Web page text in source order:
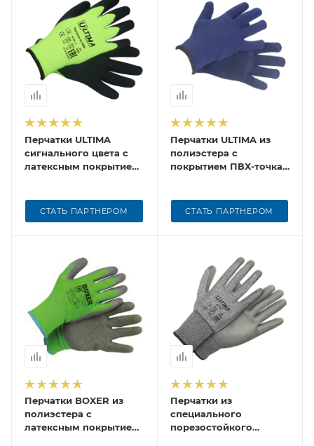
Перчатки ULTIMA
сигнального цвета с
латексным покрытием
СТАТЬ ПАРТНЕРОМ
Перчатки ULTIMA из
полиэстера с
покрытием ПВХ-точка
СТАТЬ ПАРТНЕРОМ
Перчатки BOXER из
полиэстера с
латексным покрытием,
Перчатки из
специального
порезостойкого